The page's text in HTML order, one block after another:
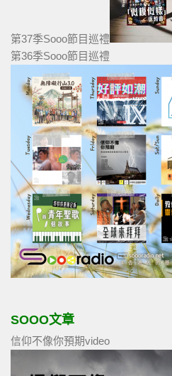
第37季Sooo節目巡禮
第36季Sooo節目巡禮
SOOO文章
信仰不像你預期video